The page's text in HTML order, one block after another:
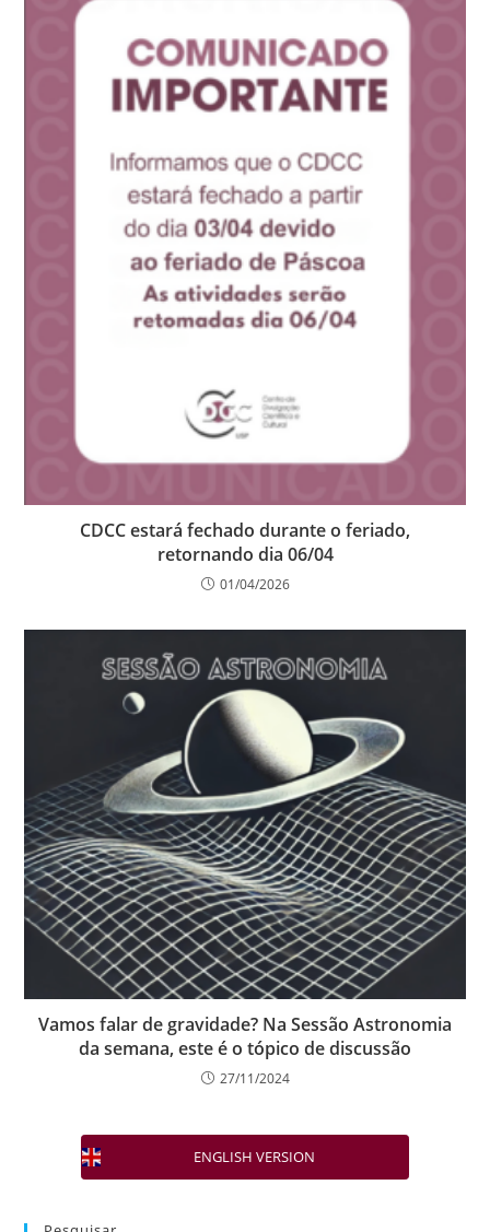
CDCC estará fechado durante o feriado,
retornando dia 06/04
01/04/2026
Vamos falar de gravidade? Na Sessão Astronomia
da semana, este é o tópico de discussão
27/11/2024
ENGLISH VERSION